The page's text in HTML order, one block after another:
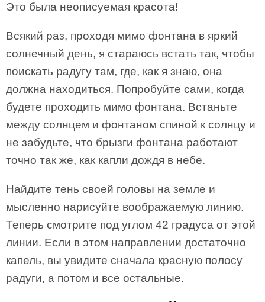
Это была неописуемая красота!
Всякий раз, проходя мимо фонтана в яркий
солнечный день, я стараюсь встать так, чтобы
поискать радугу там, где, как я знаю, она
должна находиться. Попробуйте сами, когда
будете проходить мимо фонтана. Встаньте
между солнцем и фонтаном спиной к солнцу и
не забудьте, что брызги фонтана работают
точно так же, как капли дождя в небе.
Найдите тень своей головы на земле и
мысленно нарисуйте воображаемую линию.
Теперь смотрите под углом 42 градуса от этой
линии. Если в этом направлении достаточно
капель, вы увидите сначала красную полосу
радуги, а потом и все остальные.